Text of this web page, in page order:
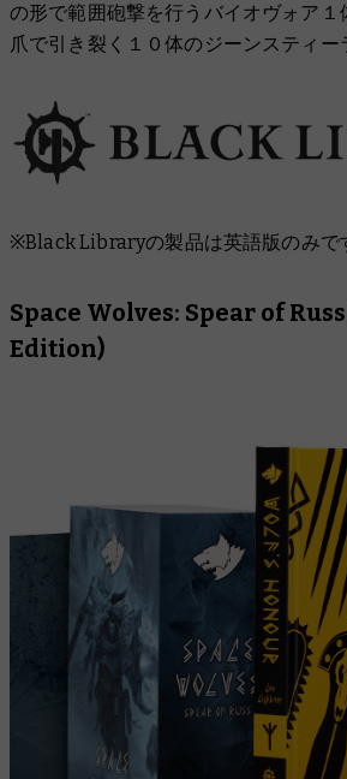
の形で範囲砲撃を行うバイオヴォア１
爪で引き裂く１０体のジーンスティー
※Black Libraryの製品は英語版のみで
Space Wolves: Spear of
Edition)